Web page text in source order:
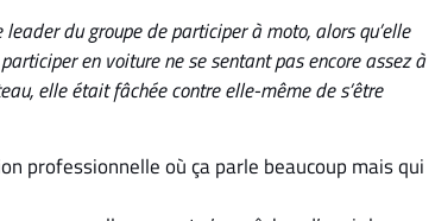
du groupe de participer à moto, alors qu’elle
en voiture ne se sentant pas encore assez à
elle était fâchée contre elle-même de s’être
professionnelle où ça parle beaucoup mais qui